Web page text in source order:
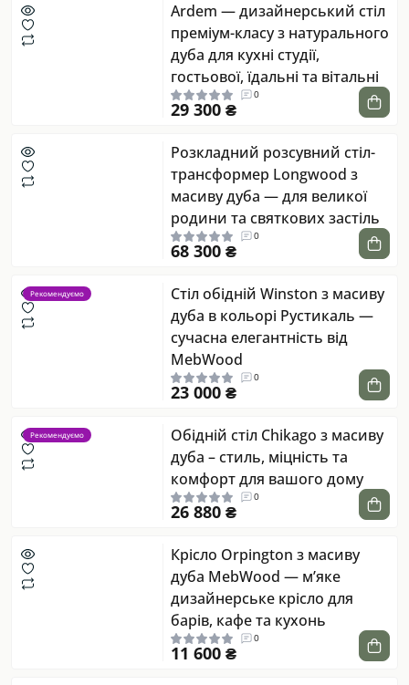
Ardem — дизайнерський стіл
преміум-класу з натурального
дуба для кухні студії,
гостьової, їдальні та вітальні
0
29 300 ₴
Розкладний розсувний стіл-
трансформер Longwood з
масиву дуба — для великої
родини та святкових застіль
0
68 300 ₴
Рекомендуємо
Стіл обідній Winston з масиву
дуба в кольорі Рустикаль —
сучасна елегантність від
MebWood
0
23 000 ₴
Рекомендуємо
Обідній стіл Chikago з масиву
дуба – стиль, міцність та
комфорт для вашого дому
0
26 880 ₴
Крісло Orpington з масиву
дуба MebWood — м’яке
дизайнерське крісло для
барів, кафе та кухонь
0
11 600 ₴